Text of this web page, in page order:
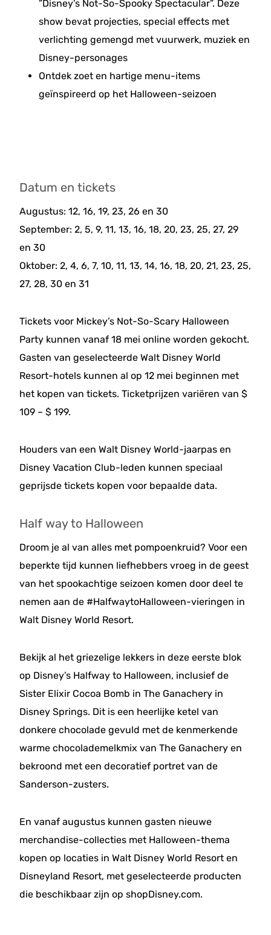
”Disney’s Not-So-Spooky Spectacular”. Deze
show bevat projecties, special effects met
verlichting gemengd met vuurwerk, muziek en
Disney-personages
Ontdek zoet en hartige menu-items
geïnspireerd op het Halloween-seizoen
Datum en tickets
Augustus: 12, 16, 19, 23, 26 en 30
September: 2, 5, 9, 11, 13, 16, 18, 20, 23, 25, 27, 29
en 30
Oktober: 2, 4, 6, 7, 10, 11, 13, 14, 16, 18, 20, 21, 23, 25,
27, 28, 30 en 31
Tickets voor Mickey’s Not-So-Scary Halloween
Party kunnen vanaf 18 mei online worden gekocht.
Gasten van geselecteerde Walt Disney World
Resort-hotels kunnen al op 12 mei beginnen met
het kopen van tickets. Ticketprijzen variëren van $
109 – $ 199.
Houders van een Walt Disney World-jaarpas en
Disney Vacation Club-leden kunnen speciaal
geprijsde tickets kopen voor bepaalde data.
Half way to Halloween
Droom je al van alles met pompoenkruid? Voor een
beperkte tijd kunnen liefhebbers vroeg in de geest
van het spookachtige seizoen komen door deel te
nemen aan de #HalfwaytoHalloween-vieringen in
Walt Disney World Resort.
Bekijk al het griezelige lekkers in deze eerste blok
op Disney’s Halfway to Halloween, inclusief de
Sister Elixir Cocoa Bomb in The Ganachery in
Disney Springs. Dit is een heerlijke ketel van
donkere chocolade gevuld met de kenmerkende
warme chocolademelkmix van The Ganachery en
bekroond met een decoratief portret van de
Sanderson-zusters.
En vanaf augustus kunnen gasten nieuwe
merchandise-collecties met Halloween-thema
kopen op locaties in Walt Disney World Resort en
Disneyland Resort, met geselecteerde producten
die beschikbaar zijn op shopDisney.com.